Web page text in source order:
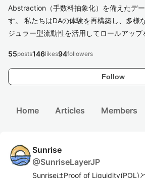
Abstraction（手数料抽象化）を備えたデ
す。 私たちはDAの体験を再構築し、多様
ジュラー型流動性を活用してロールアップ
Follow
55posts146likes94followers
Home Articles Members
Sunrise
@SunriseLayerJP
SunriseはProof of Liquidity(POL)